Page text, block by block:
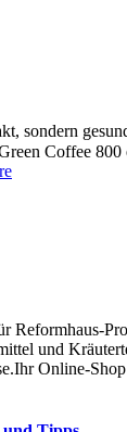
sondern
Coffee 800
Reformhaus-
und
Online-